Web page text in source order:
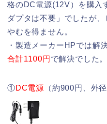
格のDC電源(12V）を購入
ダプタは不要」でしたが、
やむを得ません。
・製造メーカーHPでは解
合計1100円 で解決でした。
①DC電源 （約900円、外